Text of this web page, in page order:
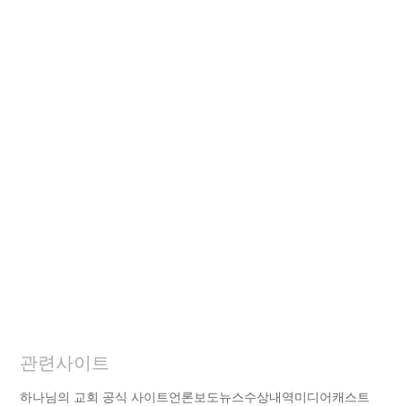
관련사이트
하나님의 교회 공식 사이트언론보도뉴스수상내역미디어캐스트